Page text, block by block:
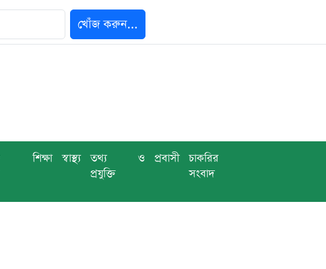
খোঁজ করুন...
শিক্ষা স্বাস্থ্য
তথ্য ও
প্রযুক্তি
প্রবাসী
চাকরির
সংবাদ